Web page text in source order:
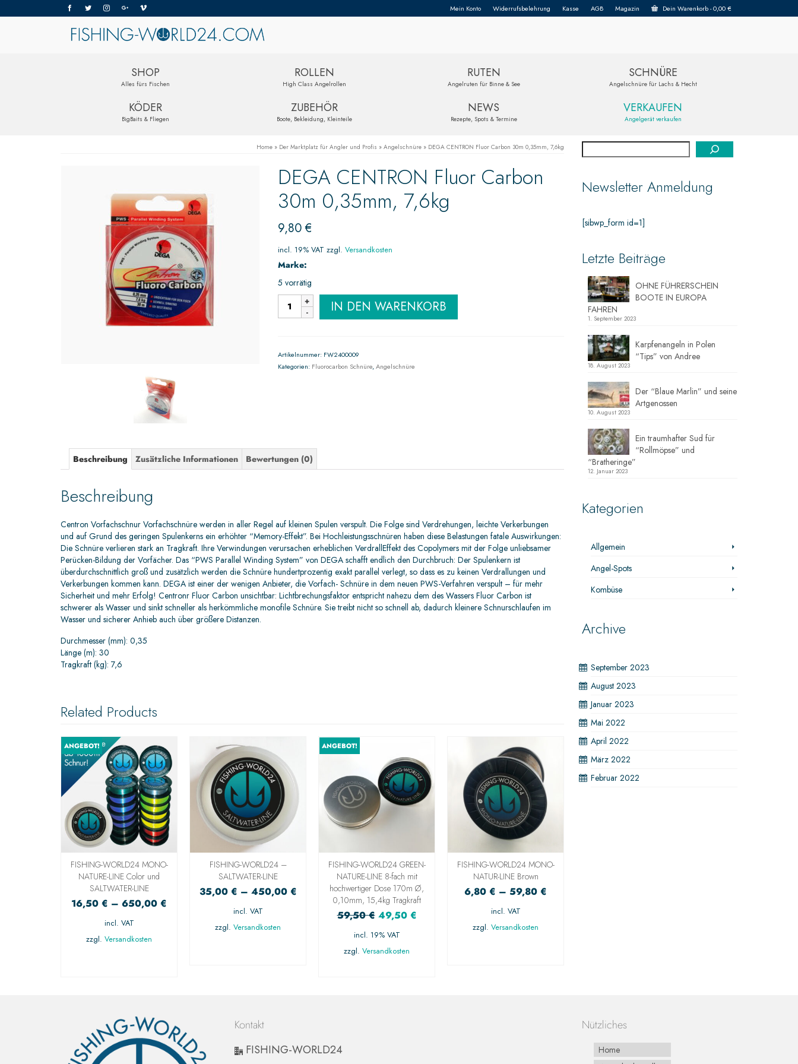
Mein Konto Widerrufsbelehrung Kasse AGB Magazin Dein Warenkorb-0,00€
SHOP
Alles fürs Fischen
ROLLEN
High Class Angelrollen
RUTEN
Angelruten für Binne & See
SCHNÜRE
Angelschnüre für Lachs & Hecht
KÖDER
BigBaits & Fliegen
ZUBEHÖR
Boote, Bekleidung, Kleinteile
NEWS
Rezepte, Spots & Termine
VERKAUFEN
Angelgerät verkaufen
Home » Der Marktplatz für Angler und Profis » Angelschnüre » DEGA CENTRON Fluor Carbon 30m 0,35mm, 7,6kg
DEGA CENTRON Fluor Carbon
30m 0,35mm, 7,6kg
9,80€
incl. 19% VAT zzgl. Versandkosten
Marke:
5 vorrätig
IN DEN WARENKORB
Artikelnummer: FW2400009
Kategorien: Fluorocarbon Schnüre,Angelschnüre
Beschreibung Zusätzliche Informationen Bewertungen (0)
Beschreibung
Centron Vorfachschnur Vorfachschnüre werden in aller Regel auf kleinen Spulen verspult. Die Folge sind Verdrehungen, leichte Verkerbungen
und auf Grund des geringen Spulenkerns ein erhöhter “Memory-Effekt”. Bei Hochleistungsschnüren haben diese Belastungen fatale Auswirkungen:
Die Schnüre verlieren stark an Tragkraft. Ihre Verwindungen verursachen erheblichen VerdrallEffekt des Copolymers mit der Folge unliebsamer
Perücken-Bildung der Vorfächer. Das “PWS Parallel Winding System” von DEGA schafft endlich den Durchbruch: Der Spulenkern ist
überdurchschnittlich groß und zusätzlich werden die Schnüre hundertprozentig exakt parallel verlegt, so dass es zu keinen Verdrallungen und
Verkerbungen kommen kann. DEGA ist einer der wenigen Anbieter, die Vorfach- Schnüre in dem neuen PWS-Verfahren verspult – für mehr
Sicherheit und mehr Erfolg! Centronr Fluor Carbon unsichtbar: Lichtbrechungsfaktor entspricht nahezu dem des Wassers Fluor Carbon ist
schwerer als Wasser und sinkt schneller als herkömmliche monofile Schnüre. Sie treibt nicht so schnell ab, dadurch kleinere Schnurschlaufen im
Wasser und sicherer Anhieb auch über größere Distanzen.
Durchmesser (mm): 0,35
Länge (m): 30
Tragkraft (kg): 7,6
Related Products
ANGEBOT!
FISHING-WORLD24 MONO-
NATURE-LINE Color und
SALTWATER-LINE
16,50 € – 650,00 €
incl. VAT
zzgl. Versandkosten
FISHING-WORLD24 –
SALTWATER-LINE
35,00 € – 450,00 €
incl. VAT
zzgl. Versandkosten
ANGEBOT!
FISHING-WORLD24 GREEN-
NATURE-LINE 8-fach mit
hochwertiger Dose 170m Ø,
0,10mm, 15,4kg Tragkraft
59,50€ 49,50 €
incl. 19% VAT
zzgl. Versandkosten
FISHING-WORLD24 MONO-
NATUR-LINE Brown
6,80 € – 59,80 €
incl. VAT
zzgl. Versandkosten
Newsletter Anmeldung
[sibwp_form id=1]
Letzte Beiträge
OHNE FÜHRERSCHEIN
BOOTE IN EUROPA
FAHREN
1. September 2023
Karpfenangeln in Polen
“Tips” von Andree
18. August 2023
Der “Blaue Marlin” und seine
Artgenossen
10. August 2023
Ein traumhafter Sud für
“Rollmöpse” und
“Bratheringe”
12. Januar 2023
Kategorien
Allgemein
Angel-Spots
Kombüse
Archive
September 2023
August 2023
Januar 2023
Mai 2022
April 2022
März 2022
Februar 2022
Kontakt
FISHING-WORLD24
Nützliches
Home